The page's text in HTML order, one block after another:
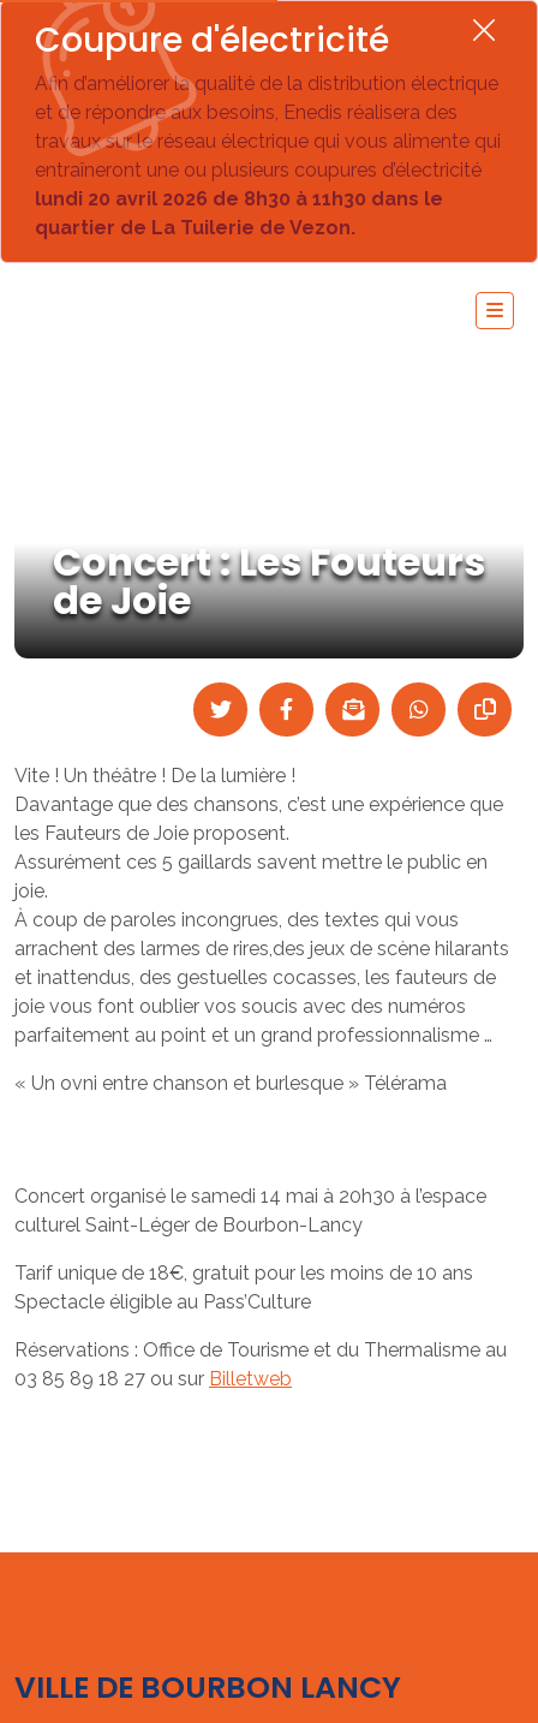
Coupure d'électricité
Afin d’améliorer la qualité de la distribution électrique
et de répondre aux besoins, Enedis réalisera des
travaux sur le réseau électrique qui vous alimente qui
entraîneront une ou plusieurs coupures d’électricité
lundi 20 avril 2026 de 8h30 à 11h30 dans le
quartier de La Tuilerie de Vezon.
Concert : Les Fouteurs
de Joie
Vite ! Un théâtre ! De la lumière !
Davantage que des chansons, c’est une expérience que
les Fauteurs de Joie proposent.
Assurément ces 5 gaillards savent mettre le public en
joie.
À coup de paroles incongrues, des textes qui vous
arrachent des larmes de rires,des jeux de scène hilarants
et inattendus, des gestuelles cocasses, les fauteurs de
joie vous font oublier vos soucis avec des numéros
parfaitement au point et un grand professionnalisme …
« Un ovni entre chanson et burlesque » Télérama
Concert organisé le samedi 14 mai à 20h30 à l’espace
culturel Saint-Léger de Bourbon-Lancy
Tarif unique de 18€, gratuit pour les moins de 10 ans
Spectacle éligible au Pass’Culture
Réservations : Office de Tourisme et du Thermalisme au
03 85 89 18 27 ou sur Billetweb
VILLE DE BOURBON LANCY